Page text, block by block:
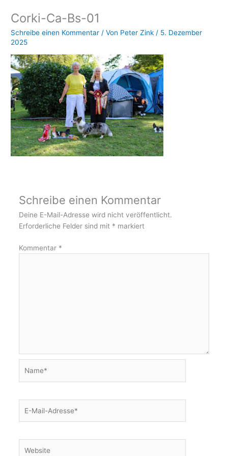
Corki-Ca-Bs-01
Schreibe einen Kommentar / Von Peter Zink / 5. Dezember
2025
Schreibe einen Kommentar
Deine E-Mail-Adresse wird nicht veröffentlicht.
Erforderliche Felder sind mit * markiert
Kommentar *
Mail-